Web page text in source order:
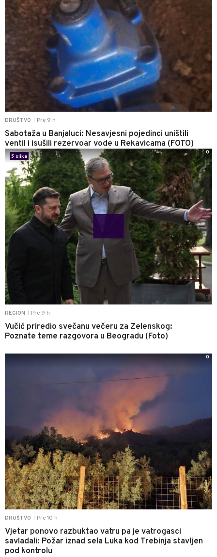
DRUŠTVO Pre 9 h
Sabotaža u Banjaluci: Nesavjesni pojedinci uništili
ventil i isušili rezervoar vode u Rekavicama (FOTO)
REGION Pre 9 h
Vučić priredio svečanu večeru za Zelenskog:
Poznate teme razgovora u Beogradu (Foto)
5 slika
0
DRUŠTVO Pre 10 h
Vjetar ponovo razbuktao vatru pa je vatrogasci
savladali: Požar iznad sela Luka kod Trebinja stavljen
pod kontrolu
0